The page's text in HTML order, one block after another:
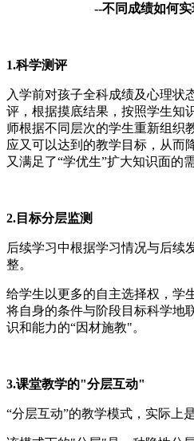
--不同成绩如何
1.科学测评
入学前对孩子全科成绩及心理状
评，根据摸底结果，按照学生知
师根据不同层次的学生重新组织
应又可以达到的教学目标，从而
又满足了“学优生”扩大知识面的需
2.目标分层监测
后续学习中根据学习情况与后续
整。
给学生以更多的自主选择权，学
将自身的条件与阶段目标科学地
识和能力的“因材施教"。
3.课堂教学的"分层互动"
“分层互动”的教学模式，实际上